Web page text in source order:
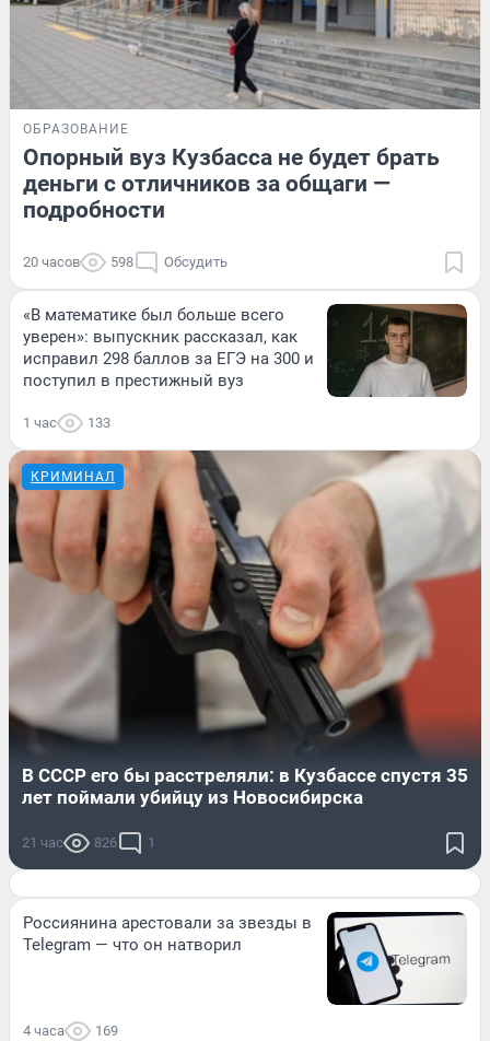
ОБРАЗОВАНИЕ
Опорный вуз Кузбасса не будет брать
деньги с отличников за общаги —
подробности
20 часов 598 Обсудить
«В математике был больше всего
уверен»: выпускник рассказал, как
исправил 298 баллов за ЕГЭ на 300 и
поступил в престижный вуз
1 час 133
КРИМИНАЛ
В СССР его бы расстреляли: в Кузбассе спустя 35
лет поймали убийцу из Новосибирска
21 час 826 1
Россиянина арестовали за звезды в
Telegram — что он натворил
4 часа 169